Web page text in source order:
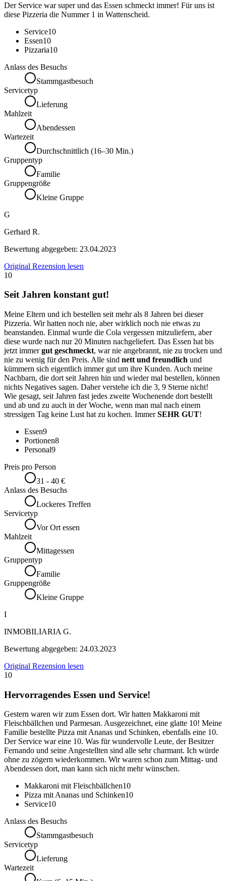
Der Service war super und das Essen schmeckt immer! Für uns ist
diese Pizzeria die Nummer 1 in Wattenscheid.
Service10
Essen10
Pizzaria10
Anlass des Besuchs
Stammgastbesuch
Servicetyp
Lieferung
Mahlzeit
Abendessen
Wartezeit
Durchschnittlich (16–30 Min.)
Gruppentyp
Familie
Gruppengröße
Kleine Gruppe
G
Gerhard R.
Bewertung abgegeben: 23.04.2023
Original Rezension lesen
10
Seit Jahren konstant gut!
Meine Eltern und ich bestellen seit mehr als 8 Jahren bei dieser
Pizzeria. Wir hatten noch nie, aber wirklich noch nie etwas zu
beanstanden. Einmal wurde die Cola vergessen mitzuliefern, aber
diese wurde nach nur 20 Minuten nachgeliefert. Das Essen hat bis
jetzt immergut geschmeckt, war nie angebrannt, nie zu trocken und
nie zu wenig für den Preis. Alle sind nett und freundlich und
kümmern sich eigentlich immer gut um ihre Kunden. Auch meine
Nachbarn, die dort seit Jahren hin und wieder mal bestellen, können
nichts Negatives sagen. Daher verstehe ich die 3, 9 Sterne nicht!
Wie gesagt, seit Jahren fast jedes zweite Wochenende dort bestellt
und ab und zu auch in der Woche, wenn man mal nach einem
stressigen Tag keine Lust hat zu kochen. ImmerSEHR GUT!
Essen9
Portionen8
Personal9
Preis pro Person
31 - 40 €
Anlass des Besuchs
Lockeres Treffen
Servicetyp
Vor Ort essen
Mahlzeit
Mittagessen
Gruppentyp
Familie
Gruppengröße
Kleine Gruppe
I
INMOBILIARIA G.
Bewertung abgegeben: 24.03.2023
Original Rezension lesen
10
Hervorragendes Essen und Service!
Gestern waren wir zum Essen dort. Wir hatten Makkaroni mit
Fleischbällchen und Parmesan. Ausgezeichnet, eine glatte 10! Meine
Familie bestellte Pizza mit Ananas und Schinken, ebenfalls eine 10.
Der Service war eine 10. Was für wundervolle Leute, der Besitzer
Fernando und seine Angestellten sind alle sehr charmant. Ich würde
ohne zu zögern wiederkommen. Wir waren schon zum Mittag- und
Abendessen dort, man kann sich nicht mehr wünschen.
Makkaroni mit Fleischbällchen10
Pizza mit Ananas und Schinken10
Service10
Anlass des Besuchs
Stammgastbesuch
Servicetyp
Lieferung
Wartezeit